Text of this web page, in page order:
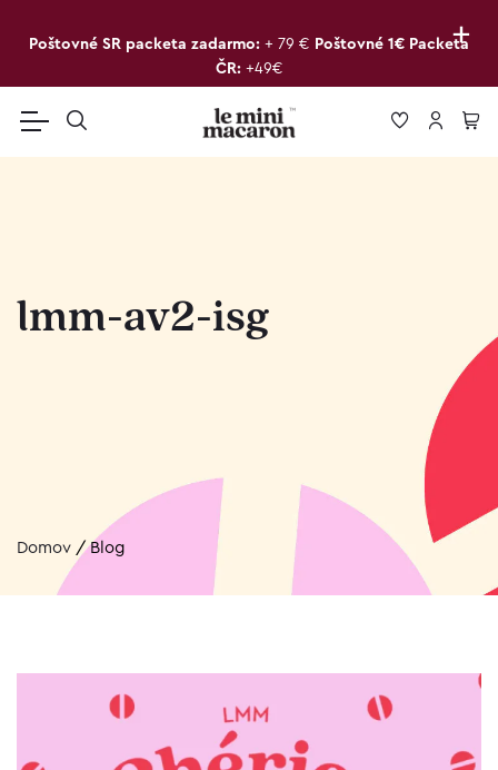
+
Poštovné SR packeta zadarmo: + 79 € Poštovné 1€ Packeta
ČR: +49€
lmm-av2-isg
Domov /Blog